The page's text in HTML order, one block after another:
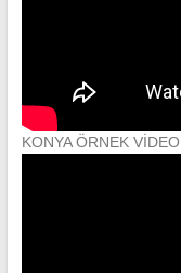
KONYA ÖRNEK VİDEO